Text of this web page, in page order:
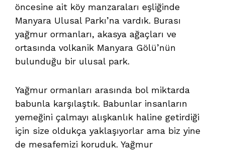
öncesine ait köy manzaraları eşliğinde
Manyara Ulusal Parkı’na vardık. Burası
yağmur ormanları, akasya ağaçları ve
ortasında volkanik Manyara Gölü’nün
bulunduğu bir ulusal park.
Yağmur ormanları arasında bol miktarda
babunla karşılaştık. Babunlar insanların
yemeğini çalmayı alışkanlık haline getirdiği
için size oldukça yaklaşıyorlar ama biz yine
de mesafemizi koruduk. Yağmur